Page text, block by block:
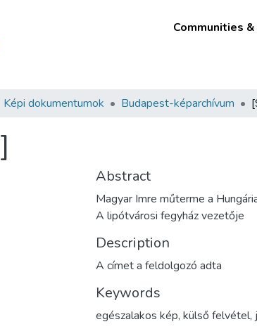
Communities
Képi dokumentumok Budapest-képarchívum
Abstract
Magyar Imre műterme a
A lipótvárosi fegyház vezetője
Description
A címet a feldolgozó adta
Keywords
egészalakos kép, külső felvétel,